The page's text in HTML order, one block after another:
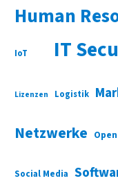
Human
IoT IT
Lizenzen Logistik
Netzwerke
Social Media